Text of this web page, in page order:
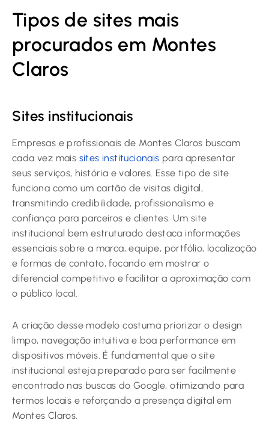
Tipos de sites mais
procurados em Montes
Claros
Sites institucionais
Empresas e profissionais de Montes Claros buscam
cada vez mais sites institucionais para apresentar
seus serviços, história e valores. Esse tipo de site
funciona como um cartão de visitas digital,
transmitindo credibilidade, profissionalismo e
confiança para parceiros e clientes. Um site
institucional bem estruturado destaca informações
essenciais sobre a marca, equipe, portfólio, localização
e formas de contato, focando em mostrar o
diferencial competitivo e facilitar a aproximação com
o público local.
A criação desse modelo costuma priorizar o design
limpo, navegação intuitiva e boa performance em
dispositivos móveis. É fundamental que o site
institucional esteja preparado para ser facilmente
encontrado nas buscas do Google, otimizando para
termos locais e reforçando a presença digital em
Montes Claros.